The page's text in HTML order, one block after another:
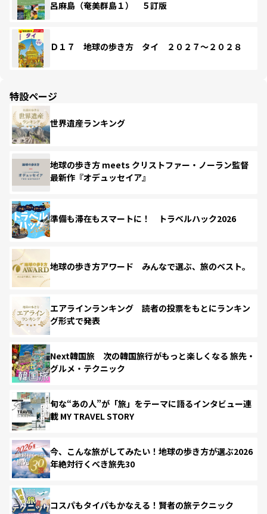
呂麻島（奄美群島１） ５訂版
Ｄ１７ 地球の歩き方 タイ ２０２７～２０２８
特設ページ
世界遺産ランキング
地球の歩き方 meets クリストファー・ノーラン監督
最新作『オデュッセイア』
準備も滞在もスマートに！ トラベルハック2026
地球の歩き方アワード みんなで選ぶ、旅のベスト。
エアラインランキング 読者の投票をもとにランキン
グ形式で発表
Next韓国旅 次の韓国旅行がもっと楽しくなる 旅先・
グルメ・テクニック
旬な“あの人”が「旅」をテーマに語るインタビュー連
載 MY TRAVEL STORY
今、こんな旅がしてみたい！地球の歩き方が選ぶ2026
年絶対行くべき旅先30
コスパもタイパもかなえる！賢者の旅テクニック